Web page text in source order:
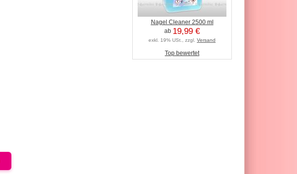
Nagel Cleaner 2500 ml
ab 19,99 €
exkl. 19% USt., zzgl. Versand
Top bewertet